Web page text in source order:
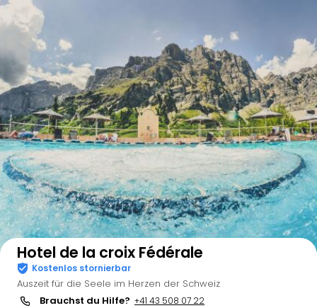
Auf der Karte anzeigen
Hotel de la croix Fédérale
Kostenlos stornierbar
Auszeit für die Seele im Herzen der Schweiz
Brauchst du Hilfe? +41 43 508 07 22